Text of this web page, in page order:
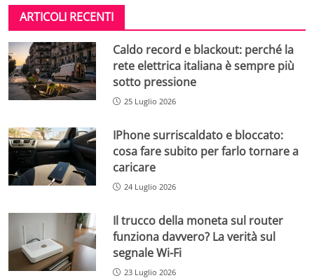
ARTICOLI RECENTI
Caldo record e blackout: perché la
rete elettrica italiana è sempre più
sotto pressione
25 Luglio 2026
IPhone surriscaldato e bloccato:
cosa fare subito per farlo tornare a
caricare
24 Luglio 2026
Il trucco della moneta sul router
funziona davvero? La verità sul
segnale Wi-Fi
23 Luglio 2026